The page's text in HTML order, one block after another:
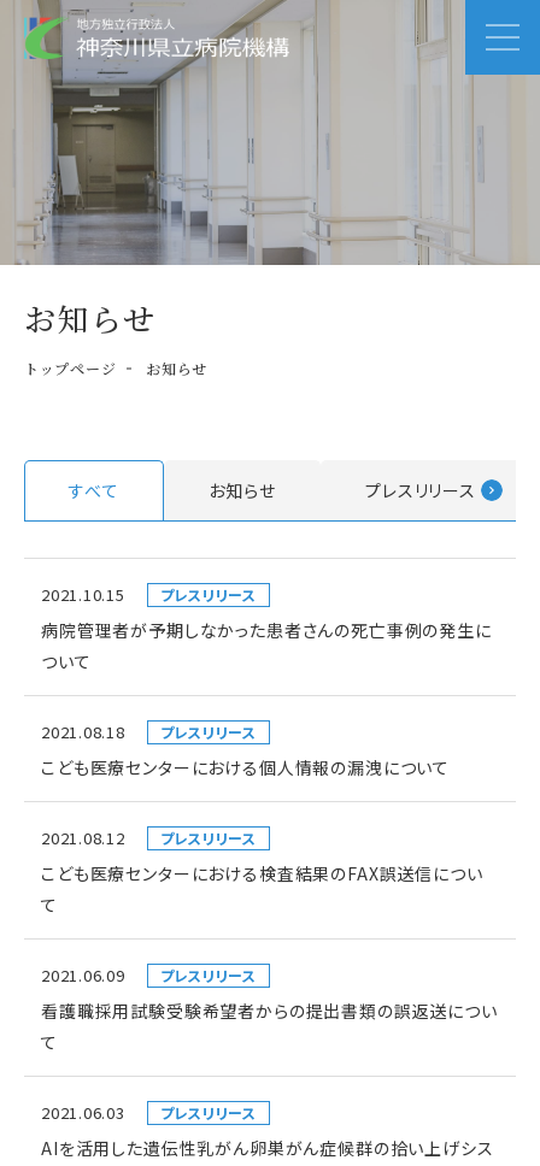
お知らせ
トップページ お知らせ
すべて お知らせ プレスリリース
2021.10.15 プレスリリース
病院管理者が予期しなかった患者さんの死亡事例の発生に
ついて
2021.08.18 プレスリリース
こども医療センターにおける個人情報の漏洩について
2021.08.12 プレスリリース
こども医療センターにおける検査結果のFAX誤送信につい
て
2021.06.09 プレスリリース
看護職採用試験受験希望者からの提出書類の誤返送につい
て
2021.06.03 プレスリリース
AIを活用した遺伝性乳がん卵巣がん症候群の拾い上げシス